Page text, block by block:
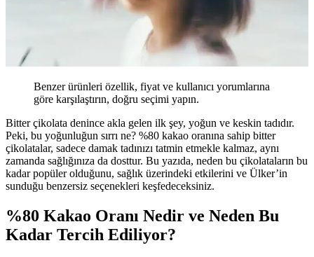
Benzer ürünleri özellik, fiyat ve kullanıcı yorumlarına
göre karşılaştırın, doğru seçimi yapın.
Bitter çikolata denince akla gelen ilk şey, yoğun ve keskin tadıdır.
Peki, bu yoğunluğun sırrı ne? %80 kakao oranına sahip bitter
çikolatalar, sadece damak tadınızı tatmin etmekle kalmaz, aynı
zamanda sağlığınıza da dosttur. Bu yazıda, neden bu çikolataların bu
kadar popüler olduğunu, sağlık üzerindeki etkilerini ve Ülker’in
sunduğu benzersiz seçenekleri keşfedeceksiniz.
%80 Kakao Oranı Nedir ve Neden Bu
Kadar Tercih Ediliyor?